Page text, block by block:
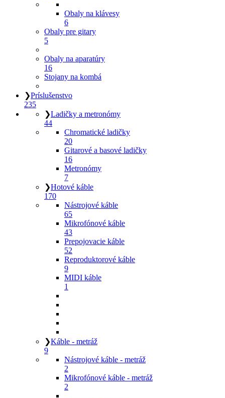
Obaly na klávesy
6
Obaly pre gitary
5
Obaly na aparatúry
16
Stojany na kombá
❯Príslušenstvo
235
❯Ladičky a metronómy
44
Chromatické ladičky
20
Gitarové a basové ladičky
16
Metronómy
7
❯Hotové káble
170
Nástrojové káble
65
Mikrofónové káble
43
Prepojovacie káble
52
Reproduktorové káble
9
MIDI káble
1
❯Káble - metráž
9
Nástrojové káble - metráž
2
Mikrofónové káble - metráž
2